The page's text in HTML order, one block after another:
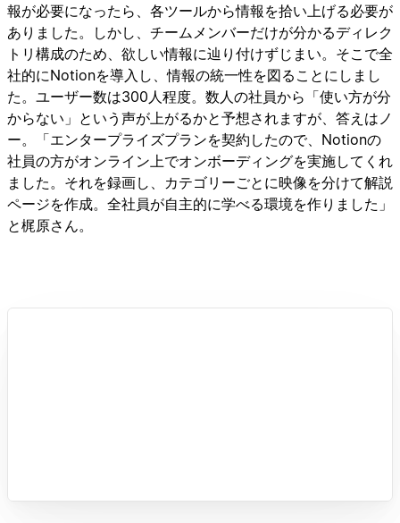
報が必要になったら、各ツールから情報を拾い上げる必要が
ありました。しかし、チームメンバーだけが分かるディレク
トリ構成のため、欲しい情報に辿り付けずじまい。そこで全
社的にNotionを導入し、情報の統一性を図ることにしまし
た。ユーザー数は300人程度。数人の社員から「使い方が分
からない」という声が上がるかと予想されますが、答えはノ
ー。「エンタープライズプランを契約したので、Notionの
社員の方がオンライン上でオンボーディングを実施してくれ
ました。それを録画し、カテゴリーごとに映像を分けて解説
ページを作成。全社員が自主的に学べる環境を作りました」
と梶原さん。